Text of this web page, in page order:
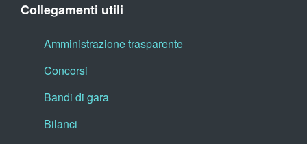
Collegamenti utili
Amministrazione trasparente
Concorsi
Bandi di gara
Bilanci